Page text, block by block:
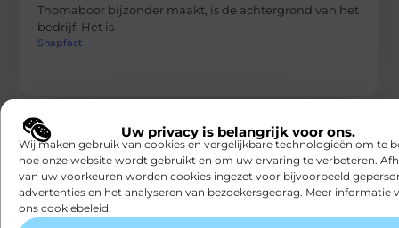
Uw privacy is belangrijk voor ons.
Wij maken gebruik van cookies en vergelijkbare technologieën om te
hoe onze website wordt gebruikt en om uw ervaring te verbeteren.
van uw voorkeuren worden cookies ingezet voor bijvoorbeeld
advertenties en het analyseren van bezoekersgedrag. Meer informatie
ons cookiebeleid.
Thomaboor bijzonder maakt, is de achtergrond van het
bedrijf. Het is
Snapfact